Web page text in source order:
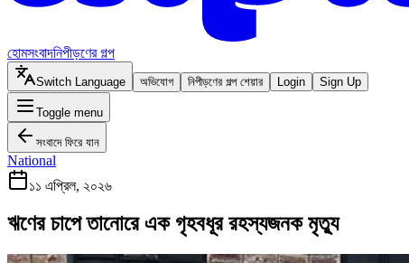
হোমসংবাদনিপীড়ণের গল্প
Switch Language অভিযোগ নিপীড়ণের গল্প শেয়ার Login Sign Up
Toggle menu
সংবাদে ফিরে যান
National
১১ এপ্রিল, ২০২৬
ঋণের চাপে তানোরে এক গৃহবধূর রহস্যজনক মৃত্যু